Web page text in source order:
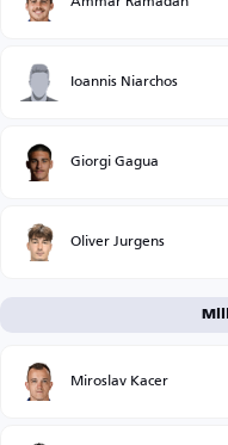
Ioannis Niarchos
Giorgi Gagua
Oliver Jurgens
Miroslav Kacer